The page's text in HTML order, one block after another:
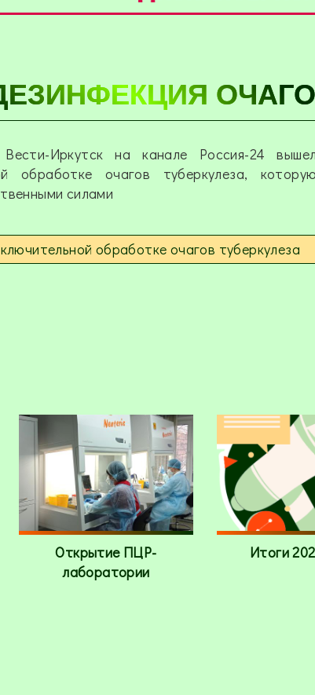
Иркутск на канале Россия-24
обработке очагов туберкулеза,
силами
обработке очагов туберкулеза
Открытие ПЦР-
лаборатории
Итоги